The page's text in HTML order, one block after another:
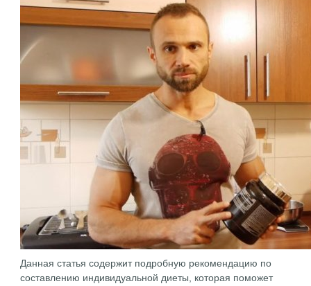
Данная статья содержит подробную рекомендацию по
составлению индивидуальной диеты, которая поможет